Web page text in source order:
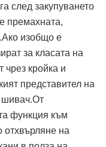
след закупуването
премахната,
изобщо е
за класата на
чрез кройка и
представител на
шивач.От
функция към
отхвърляне на